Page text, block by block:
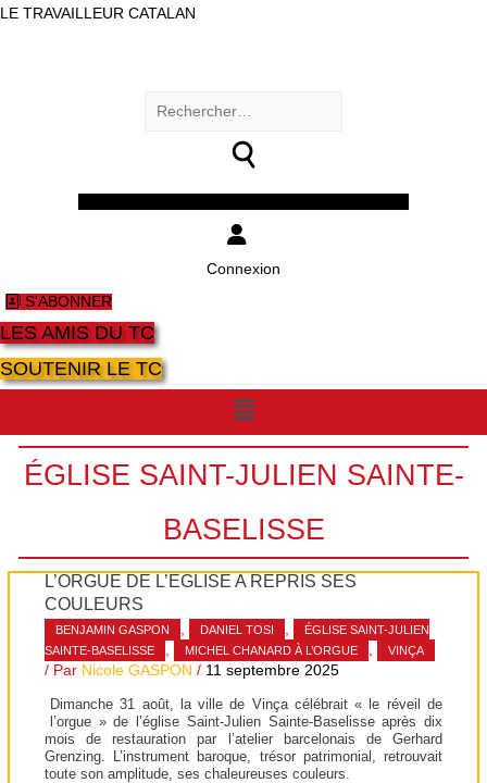
LE TRAVAILLEUR CATALAN
Rechercher :
Connexion
S'ABONNER
LES AMIS DU TC
SOUTENIR LE TC
Menu
ÉGLISE SAINT-JULIEN SAINTE-
BASELISSE
L’ORGUE DE L’ÉGLISE A REPRIS SES
COULEURS
BENJAMIN GASPON , DANIEL TOSI ,
ÉGLISE SAINT-JULIEN
SAINTE-BASELISSE
, MICHEL CHANARD À L’ORGUE , VINÇA
/ Par Nicole GASPON / 11 septembre 2025
Dimanche 31 août, la ville de Vinça célébrait « le réveil de
l’orgue » de l’église Saint-Julien Sainte-Baselisse après dix
mois de restauration par l’atelier barcelonais de Gerhard
Grenzing. L’instrument baroque, trésor patrimonial, retrouvait
toute son amplitude, ses chaleureuses couleurs.